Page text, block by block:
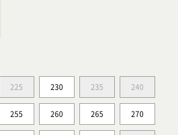
225 230 235 240
255 260 265 270